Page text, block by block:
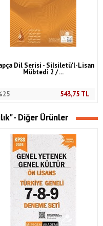
Dil Serisi - Silsiletü'l-Lisan
Mübtedi 2 / ...
543,75 TL
- Diğer Ürünler